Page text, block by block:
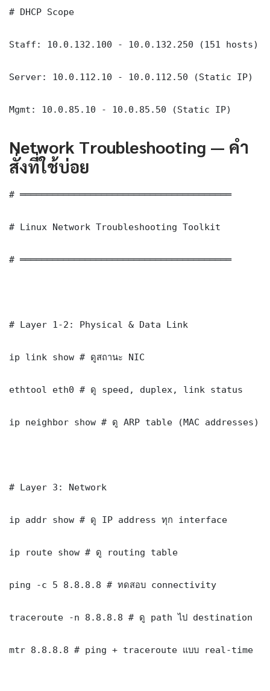
# DHCP Scope
Staff: 10.0.132.100 - 10.0.132.250 (151 hosts)
Server: 10.0.112.10 - 10.0.112.50 (Static IP)
Mgmt: 10.0.85.10 - 10.0.85.50 (Static IP)
Network Troubleshooting — คำ
สั่งที่ใช้บ่อย
# ═══════════════════════════════════════
# Linux Network Troubleshooting Toolkit
# ═══════════════════════════════════════
# Layer 1-2: Physical & Data Link
ip link show # ดูสถานะ NIC
ethtool eth0 # ดู speed, duplex, link status
ip neighbor show # ดู ARP table (MAC addresses)
# Layer 3: Network
ip addr show # ดู IP address ทุก interface
ip route show # ดู routing table
ping -c 5 8.8.8.8 # ทดสอบ connectivity
traceroute -n 8.8.8.8 # ดู path ไป destination
mtr 8.8.8.8 # ping + traceroute แบบ real-time